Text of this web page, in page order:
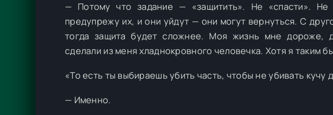
— Потому что задание — «защитить». Не «спасти».
предупрежу их, и они уйдут — они могут вернуться. С
тогда защита будет сложнее. Моя жизнь мне дороже,
сделали из меня хладнокровного человечка. Хотя я таким
«То есть ты выбираешь убить часть, чтобы не убивать кучу
— Именно.